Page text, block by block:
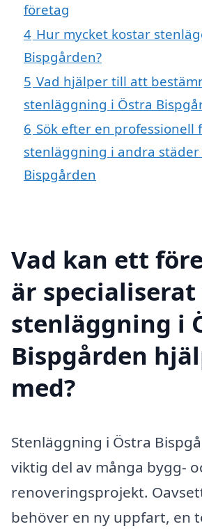
företag
4 Hur mycket kostar
Bispgården?
5 Vad hjälper till att
stenläggning i Östra
6 Sök efter en professionell
stenläggning i andra städer
Bispgården
Vad kan ett
är specialiserat
stenläggning i
Bispgården
med?
Stenläggning i Östra
viktig del av många bygg-
renoveringsprojekt.
behöver en ny uppfart, en